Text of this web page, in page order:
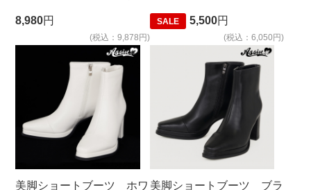
プ ブラック
8,980円
(税込：9,878円)
ブーツ プレーンタイプ
SALE 5,500円
(税込：6,050円)
美脚ショートブーツ ホワ 美脚ショートブーツ ブラ